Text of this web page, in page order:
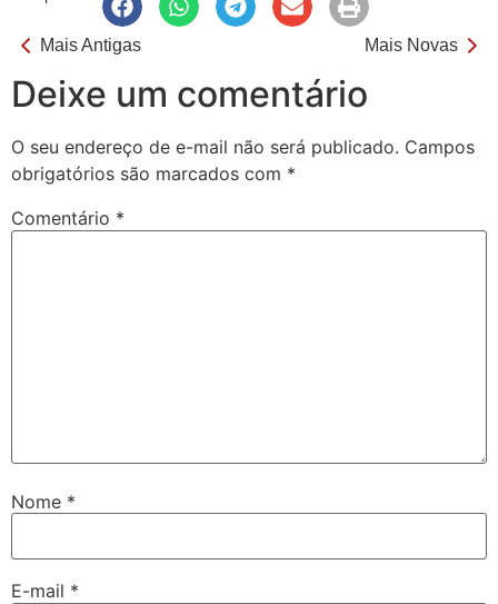
Mais Antigas Mais Novas
Deixe um comentário
O seu endereço de e-mail não será publicado. Campos
obrigatórios são marcados com *
Comentário *
Nome *
E-mail *